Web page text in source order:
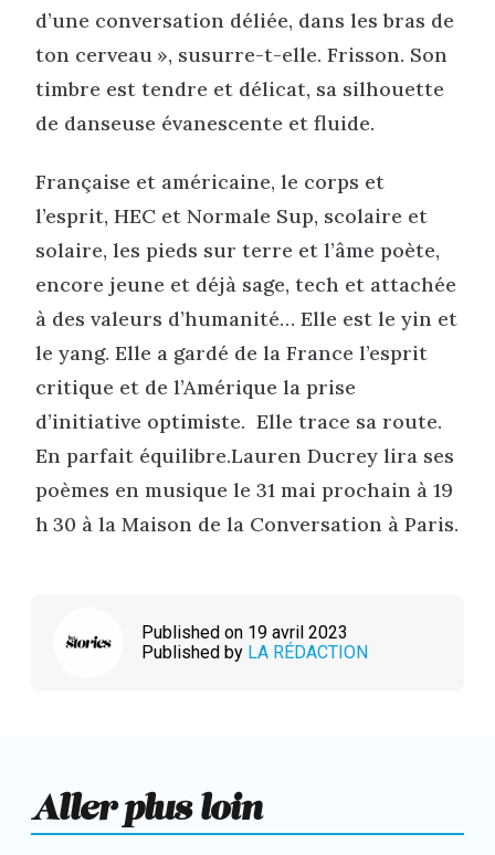
d’une conversation déliée, dans les bras de
ton cerveau », susurre-t-elle. Frisson. Son
timbre est tendre et délicat, sa silhouette
de danseuse évanescente et fluide.
Française et américaine, le corps et
l’esprit, HEC et Normale Sup, scolaire et
solaire, les pieds sur terre et l’âme poète,
encore jeune et déjà sage, tech et attachée
à des valeurs d’humanité… Elle est le yin et
le yang. Elle a gardé de la France l’esprit
critique et de l’Amérique la prise
d’initiative optimiste. Elle trace sa route.
En parfait équilibre.Lauren Ducrey lira ses
poèmes en musique le 31 mai prochain à 19
h 30 à la Maison de la Conversation à Paris.
Published on 19 avril 2023
Published by LA RÉDACTION
Aller plus loin